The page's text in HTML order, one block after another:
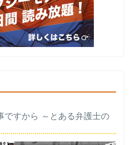
ですから ～とある弁護士の